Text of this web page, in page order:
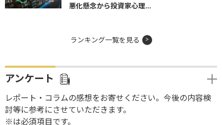
悪化懸念から投資家心理...
ランキング一覧を見る
アンケート
レポート・コラムの感想をお寄せください。今後の内容検
討等に参考にさせていただきます。
※は必須項目です。